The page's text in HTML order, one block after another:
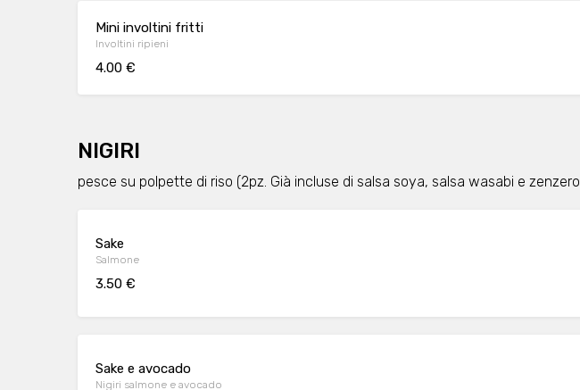
Mini involtini fritti
Involtini ripieni
4.00 €
NIGIRI
pesce su polpette di riso (2pz. Già incluse di salsa soya, salsa wasabi e zenzero
Sake
Salmone
3.50 €
Sake e avocado
Nigiri salmone e avocado